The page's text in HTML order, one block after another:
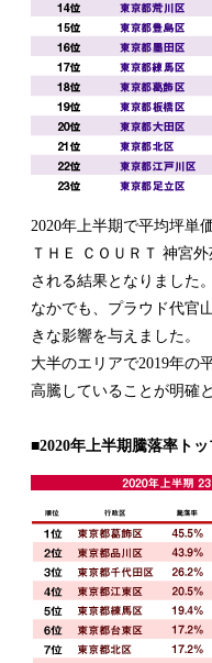
2020年上半期で平均坪単
ＴＨＥ ＣＯＵＲＴ 神宮
される結果となりました。
なかでも、プラウド代官
きな影響を与えました。
大半のエリアで2019年の
高騰していることが明確
■2020年上半期騰落率ト